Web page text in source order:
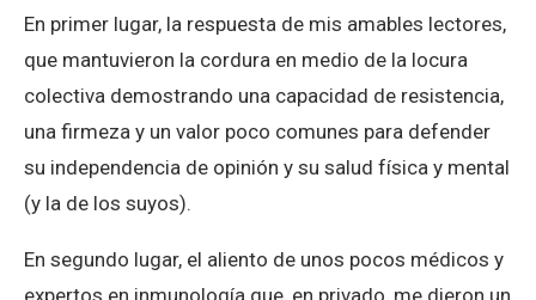
En primer lugar, la respuesta de mis amables lectores,
que mantuvieron la cordura en medio de la locura
colectiva demostrando una capacidad de resistencia,
una firmeza y un valor poco comunes para defender
su independencia de opinión y su salud física y mental
(y la de los suyos).
En segundo lugar, el aliento de unos pocos médicos y
expertos en inmunología que, en privado, me dieron un